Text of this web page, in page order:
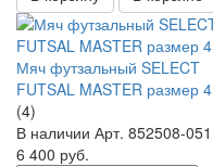
Мяч футзальный SELECT
FUTSAL MASTER размер 4
(4)
В наличии Арт. 852508-051
6 400 руб.